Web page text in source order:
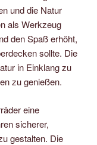
und die Natur
als Werkzeug
den Spaß erhöht,
sollte. Die
in Einklang zu
zu genießen.
eine
sicherer,
gestalten. Die